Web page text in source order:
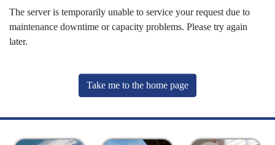
The server is temporarily unable to service your request due to
maintenance downtime or capacity problems. Please try again
later.
Take me to the home page